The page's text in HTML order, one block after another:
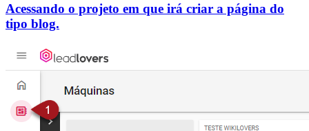
Acessando o projeto em que irá criar a página do
tipo blog.